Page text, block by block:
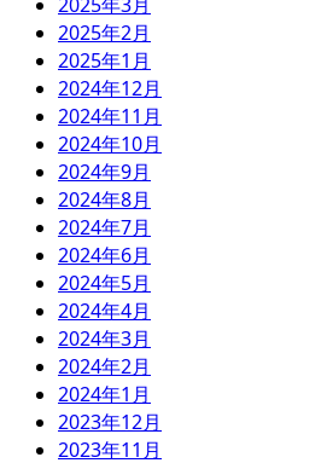
2025年2月
2025年1月
2024年12月
2024年11月
2024年10月
2024年9月
2024年8月
2024年7月
2024年6月
2024年5月
2024年4月
2024年3月
2024年2月
2024年1月
2023年12月
2023年11月